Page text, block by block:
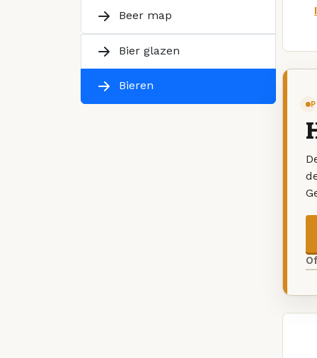
Beer map
Bier glazen
Bieren